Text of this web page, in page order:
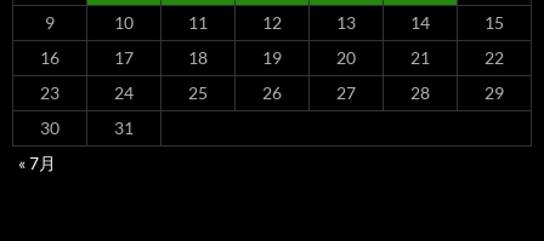
9
10 11 12 13 14
15
16
17 18 19 20 21
22
23
24 25 26 27 28
29
30
31
« 7月